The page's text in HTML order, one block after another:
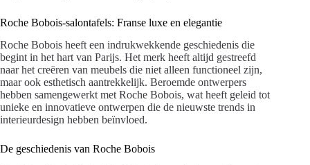
Roche Bobois-salontafels: Franse luxe en elegantie
Roche Bobois heeft een indrukwekkende geschiedenis die
begint in het hart van Parijs. Het merk heeft altijd gestreefd
naar het creëren van meubels die niet alleen functioneel zijn,
maar ook esthetisch aantrekkelijk. Beroemde ontwerpers
hebben samengewerkt met Roche Bobois, wat heeft geleid tot
unieke en innovatieve ontwerpen die de nieuwste trends in
interieurdesign hebben beïnvloed.
De geschiedenis van Roche Bobois